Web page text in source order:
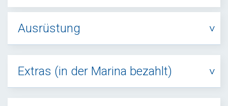
Ausrüstung
Extras (in der Marina bezahlt)